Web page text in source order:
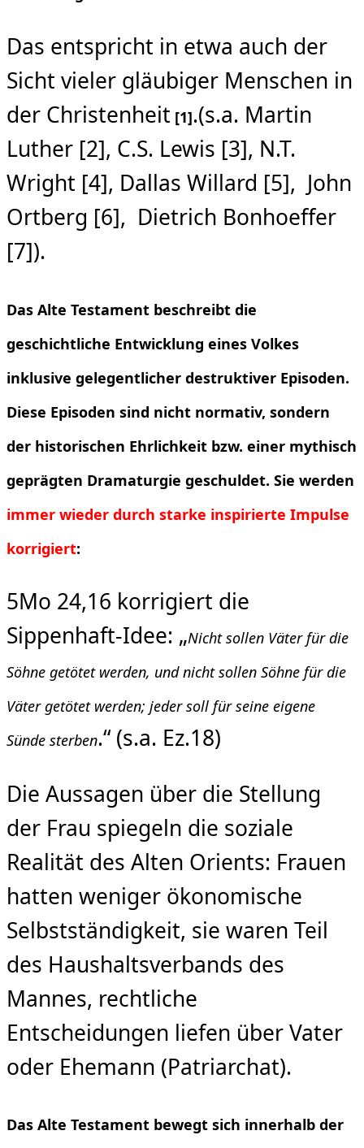
Das entspricht in etwa auch der
Sicht vieler gläubiger Menschen in
der Christenheit [1].(s.a. Martin
Luther [2], C.S. Lewis [3], N.T.
Wright [4], Dallas Willard [5], John
Ortberg [6], Dietrich Bonhoeffer
[7]).
Das Alte Testament beschreibt die
geschichtliche Entwicklung eines Volkes
inklusive gelegentlicher destruktiver Episoden.
Diese Episoden sind nicht normativ, sondern
der historischen Ehrlichkeit bzw. einer mythisch
geprägten Dramaturgie geschuldet. Sie werden
immer wieder durch starke inspirierte Impulse
korrigiert:
5Mo 24,16 korrigiert die
Sippenhaft-Idee: „Nicht sollen Väter für die
Söhne getötet werden, und nicht sollen Söhne für die
Väter getötet werden; jeder soll für seine eigene
Sünde sterben.“ (s.a. Ez.18)
Die Aussagen über die Stellung
der Frau spiegeln die soziale
Realität des Alten Orients: Frauen
hatten weniger ökonomische
Selbstständigkeit, sie waren Teil
des Haushaltsverbands des
Mannes, rechtliche
Entscheidungen liefen über Vater
oder Ehemann (Patriarchat).
Das Alte Testament bewegt sich innerhalb der